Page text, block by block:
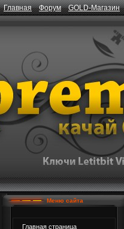
Главная Форум GOLD-Магазин
Меню сайта
Главная страница